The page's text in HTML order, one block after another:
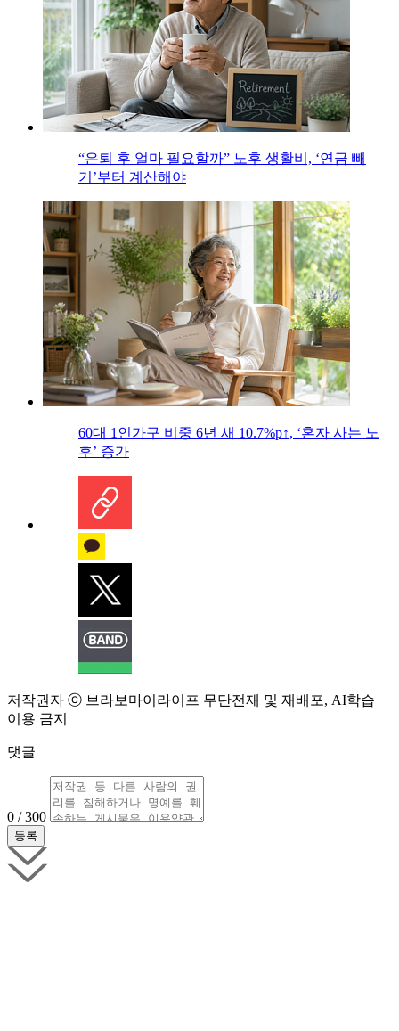
“은퇴 후 얼마 필요할까” 노후 생활비, ‘연금 빼
기’부터 계산해야
60대 1인가구 비중 6년 새 10.7%p↑, ‘혼자 사는 노
후’ 증가
저작권자 ⓒ 브라보마이라이프 무단전재 및 재배포, AI학습
이용 금지
댓글
0 / 300